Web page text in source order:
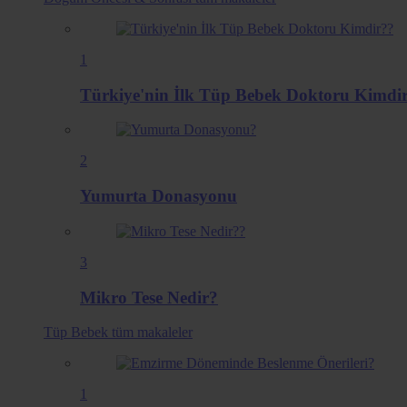
1
Türkiye'nin İlk Tüp Bebek Doktoru
2
Yumurta Donasyonu
3
Mikro Tese Nedir?
Tüp Bebek tüm makaleler
1